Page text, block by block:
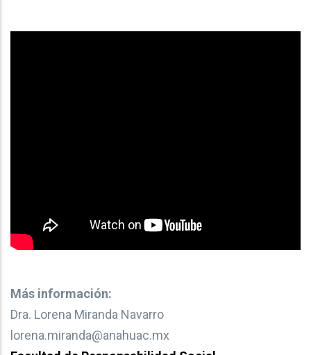
Más información:
Dra. Lorena Miranda Navarro
lorena.miranda@anahuac.mx